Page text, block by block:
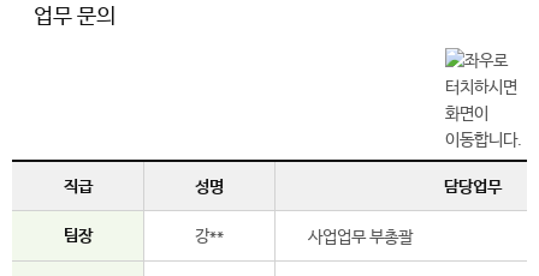
업무 문의
직급 성명 담당업무
팀장 강** 사업업무 부총괄